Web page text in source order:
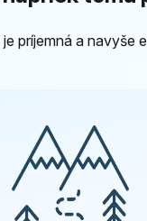
príjemná a navyše